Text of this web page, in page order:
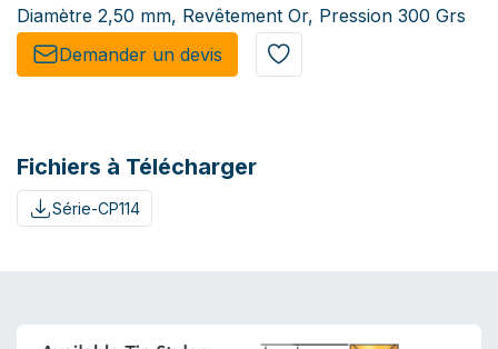
Diamètre 2,50 mm, Revêtement Or, Pression 300 Grs
Demander un de​​vis​​
Fichiers à Télécharger
Série-CP114